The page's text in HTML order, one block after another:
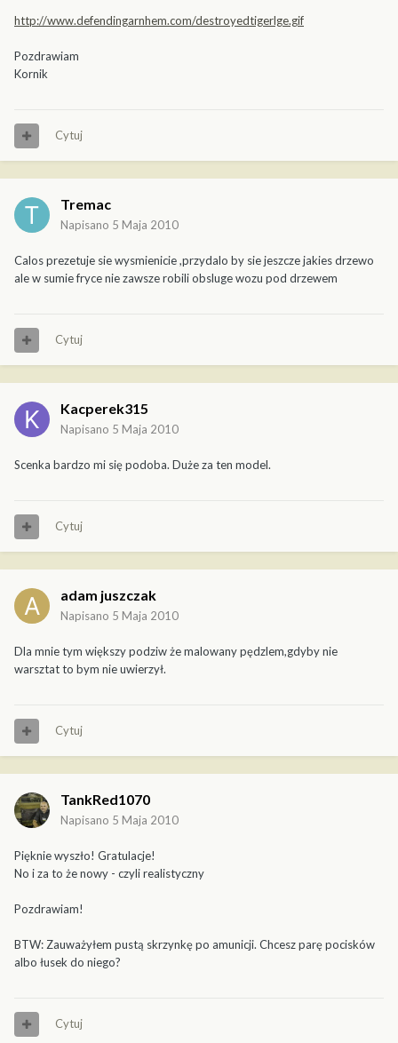
http://www.defendingarnhem.com/destroyedtigerlge.gif
Pozdrawiam
Kornik
Cytuj
Tremac
Napisano 5 Maja 2010
Calos prezetuje sie wysmienicie ,przydalo by sie jeszcze jakies drzewo
ale w sumie fryce nie zawsze robili obsluge wozu pod drzewem
Cytuj
Kacperek315
Napisano 5 Maja 2010
Scenka bardzo mi się podoba. Duże za ten model.
Cytuj
adam juszczak
Napisano 5 Maja 2010
Dla mnie tym większy podziw że malowany pędzlem,gdyby nie
warsztat to bym nie uwierzył.
Cytuj
TankRed1070
Napisano 5 Maja 2010
Pięknie wyszło! Gratulacje!
No i za to że nowy - czyli realistyczny
Pozdrawiam!
BTW: Zauważyłem pustą skrzynkę po amunicji. Chcesz parę pocisków
albo łusek do niego?
Cytuj